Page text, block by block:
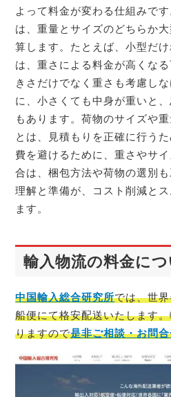
よって料金が変わる仕組みで
は、重量とサイズのどちらか
算します。たとえば、小型だ
は、重さによる料金が高くな
きさだけでなく重さも考慮し
に、小さくても中身が重いと
もあります。荷物のサイズや
とは、見積もりを正確に行う
費を避けるために、重さやサ
合は、梱包方法や荷物の選別
理解と準備が、コスト削減と
ます。
輸入物流の料金につ
中国輸入総合研究所では、世
船便にて格安配送いたします
りますので是非ご相談・お問